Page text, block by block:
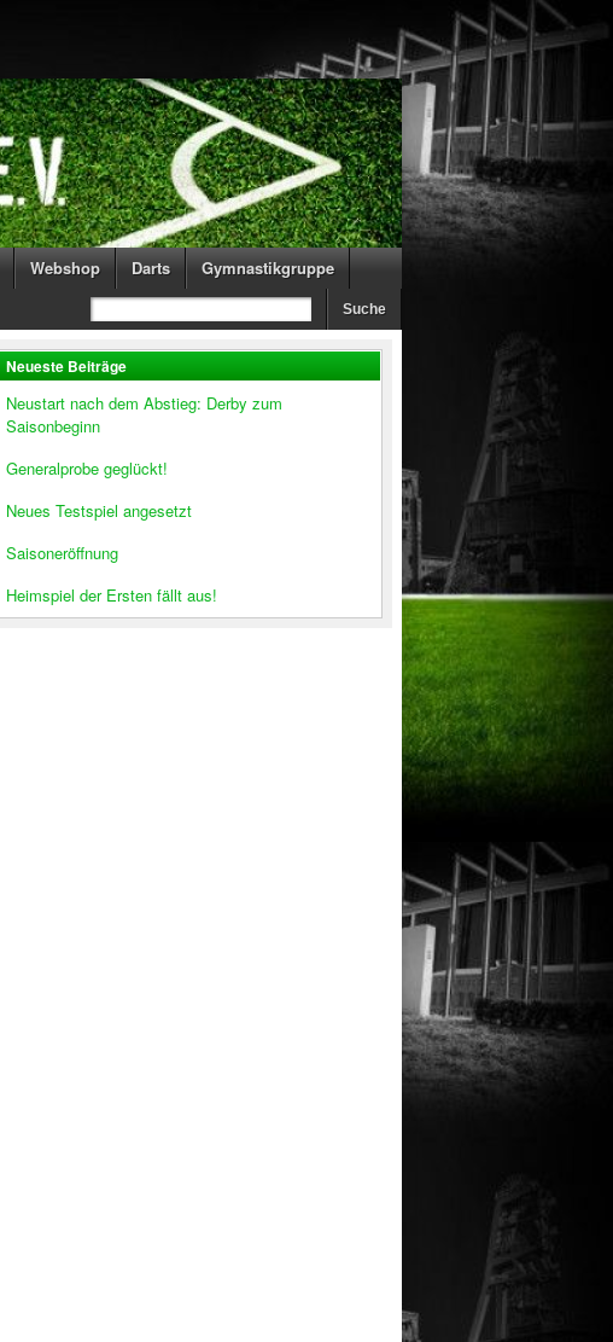
Webshop Darts Gymnastikgruppe
Neueste Beiträge
Neustart nach dem Abstieg: Derby zum
Saisonbeginn
Generalprobe geglückt!
Neues Testspiel angesetzt
Saisoneröffnung
Heimspiel der Ersten fällt aus!